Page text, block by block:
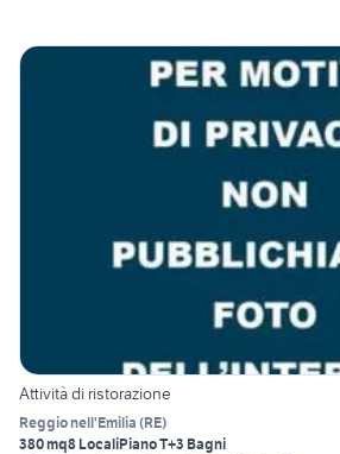
Attività di ristorazione
Reggio nell'Emilia (RE)
380 mq8 LocaliPiano T+3 Bagni